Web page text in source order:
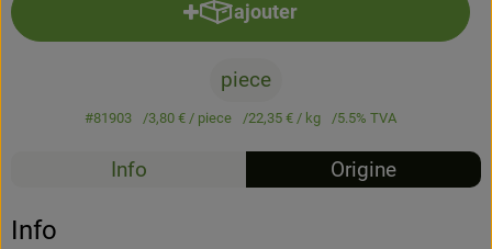
ajouter
Ajouter le produit au panier
piece
#81903 3,80 € / piece 22,35 € / kg 5.5% TVA
Info Origine
Info